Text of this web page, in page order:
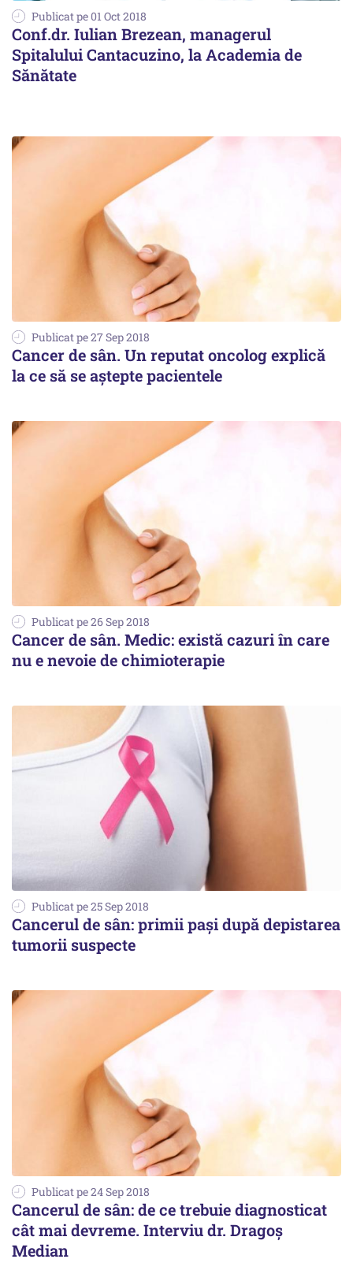
Publicat pe 01 Oct 2018
Conf.dr. Iulian Brezean, managerul
Spitalului Cantacuzino, la Academia de
Sănătate
Publicat pe 27 Sep 2018
Cancer de sân. Un reputat oncolog explică
la ce să se aștepte pacientele
Publicat pe 26 Sep 2018
Cancer de sân. Medic: există cazuri în care
nu e nevoie de chimioterapie
Publicat pe 25 Sep 2018
Cancerul de sân: primii pași după depistarea
tumorii suspecte
Publicat pe 24 Sep 2018
Cancerul de sân: de ce trebuie diagnosticat
cât mai devreme. Interviu dr. Dragoș
Median